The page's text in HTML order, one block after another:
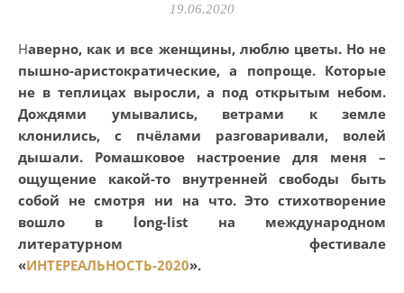
19.06.2020
Наверно, как и все женщины, люблю цветы. Но не
пышно-аристократические, а попроще. Которые
не в теплицах выросли, а под открытым небом.
Дождями умывались, ветрами к земле
клонились, с пчёлами разговаривали, волей
дышали. Ромашковое настроение для меня –
ощущение какой-то внутренней свободы быть
собой не смотря ни на что. Это стихотворение
вошло в long-list на международном
литературном фестивале
«ИНТЕРЕАЛЬНОСТЬ-2020».